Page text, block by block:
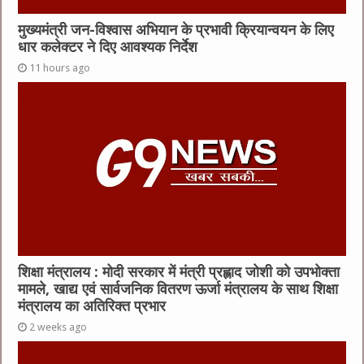
मुख्यमंत्री जन-विश्वास अभियान के प्रभावी क्रियान्वयन के लिए
धार कलेक्टर ने दिए आवश्यक निर्देश
11 hours ago
शिक्षा मंत्रालय : मोदी सरकार में मंत्री प्रह्लाद जोशी को उपभोक्ता
मामले, खाद्य एवं सार्वजनिक वितरण ऊर्जा मंत्रालय के साथ शिक्षा
मंत्रालय का अतिरिक्त प्रभार
2 weeks ago